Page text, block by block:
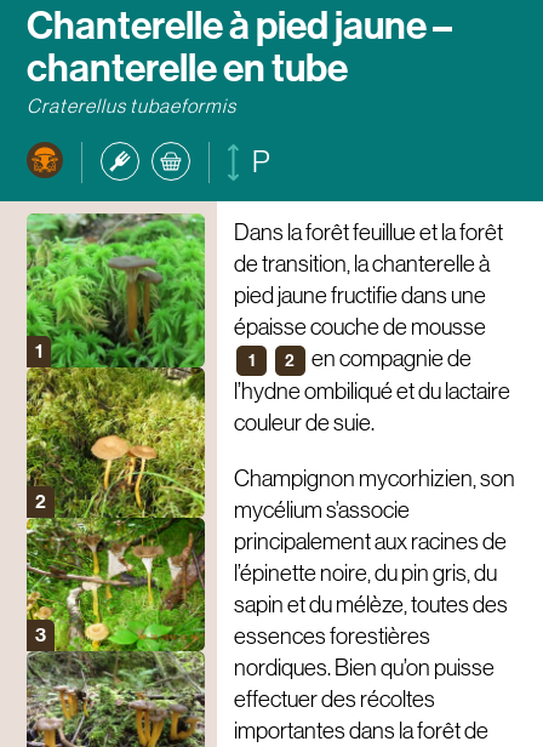
Chanterelle à pied jaune –
chanterelle en tube
Craterellus tubaeformis
P
Dans la forêt feuillue et la forêt
de transition, la chanterelle à
pied jaune fructifie dans une
épaisse couche de mousse
1 2
en compagnie de
l’hydne ombiliqué et du lactaire
couleur de suie.
Champignon mycorhizien, son
mycélium s’associe
principalement aux racines de
l’épinette noire, du pin gris, du
sapin et du mélèze, toutes des
essences forestières
nordiques. Bien qu’on puisse
effectuer des récoltes
importantes dans la forêt de